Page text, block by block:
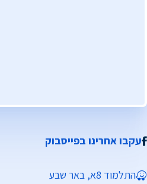
עקבו אחרינו בפייסבוק
התלמוד 8א, באר שבע